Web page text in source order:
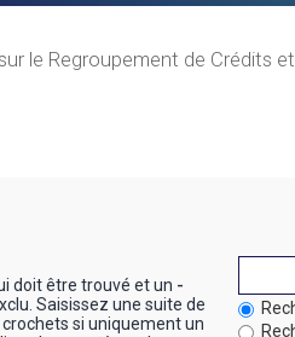
le Regroupement de Crédits
doit être trouvé et un -
Saisissez une suite de
si uniquement un